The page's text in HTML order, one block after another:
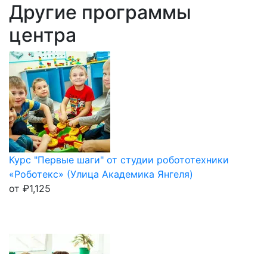
Другие программы
центра
Курс "Первые шаги" от студии робототехники
«Роботекс» (Улица Академика Янгеля)
от ₽1,125